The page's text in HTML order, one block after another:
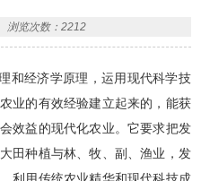
浏览次数：2212
经济学原理，运用现代科学技
业的有效经验建立起来的，能获
效益的现代化农业。它要求把发
田种植与林、牧、副、渔业，发